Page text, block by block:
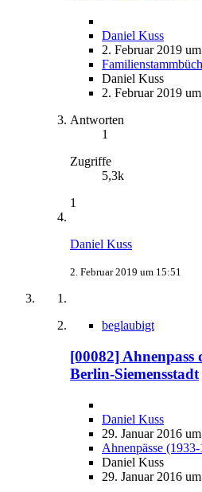
Daniel Kuss
2. Februar 2019
Daniel Kuss
2. Februar 2019
Antworten
1
Zugriffe
5,3k
1
Daniel Kuss
2. Februar 2019 um 15:51
beglaubigt
[00082] Ahnenpass
Berlin-Siemensstadt
Daniel Kuss
29. Januar 2016
Ahnenpässe
Daniel Kuss
29. Januar 2016